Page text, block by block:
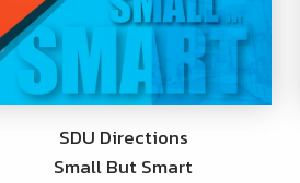
SDU Directions
Small But Smart